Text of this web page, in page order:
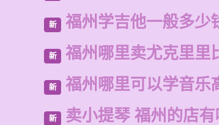
新 福州学吉他一般多少
新 福州哪里卖尤克里里
新 福州哪里可以学音乐
新 卖小提琴 福州的店